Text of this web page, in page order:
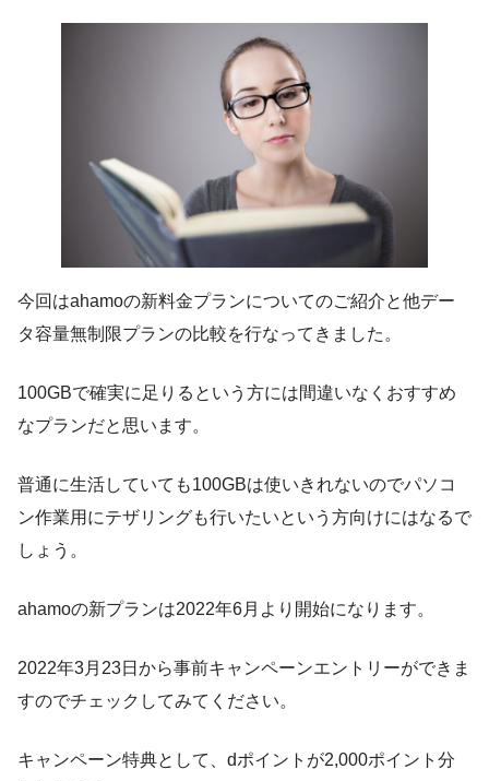
今回はahamoの新料金プランについてのご紹介と他デー
タ容量無制限プランの比較を行なってきました。
100GBで確実に足りるという方には間違いなくおすすめ
なプランだと思います。
普通に生活していても100GBは使いきれないのでパソコ
ン作業用にテザリングも行いたいという方向けにはなるで
しょう。
ahamoの新プランは2022年6月より開始になります。
2022年3月23日から事前キャンペーンエントリーができま
すのでチェックしてみてください。
キャンペーン特典として、 dポイントが2,000ポイント分